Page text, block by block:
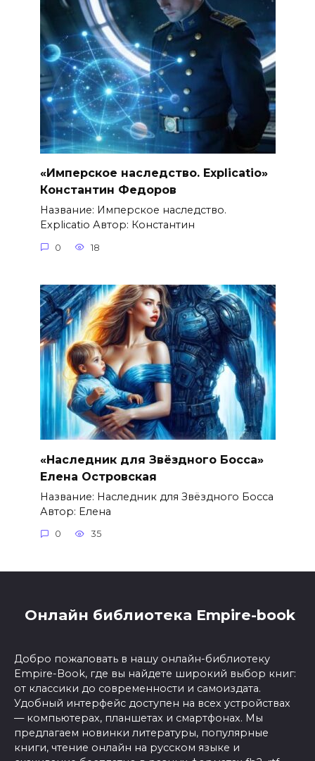
«Имперское наследство. Explicatio»
Константин Федоров
Название: Имперское наследство.
Explicatio Автор: Константин
0 18
«Наследник для Звёздного Босса»
Елена Островская
Название: Наследник для Звёздного Босса
Автор: Елена
0 35
Онлайн библиотека Empire-book
Добро пожаловать в нашу онлайн-библиотеку
Empire-Book, где вы найдете широкий выбор книг:
от классики до современности и самоиздата.
Удобный интерфейс доступен на всех устройствах
— компьютерах, планшетах и смартфонах. Мы
предлагаем новинки литературы, популярные
книги, чтение онлайн на русском языке и